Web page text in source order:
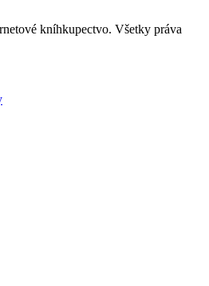
kníhkupectvo. Všetky práva